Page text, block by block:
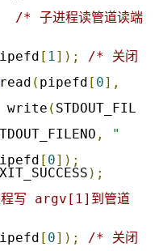
/* 子进程读管道读端
[ 1 ]);
/* 关闭
read ( pipefd [ 0],
			write
( STDOUT_FIL
,
"
[ 0]);
);
写 argv[1]到管道
[ 0]);
/* 关闭